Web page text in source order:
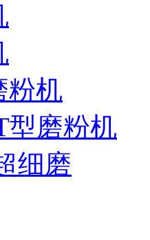
粉机
磨粉机
细磨